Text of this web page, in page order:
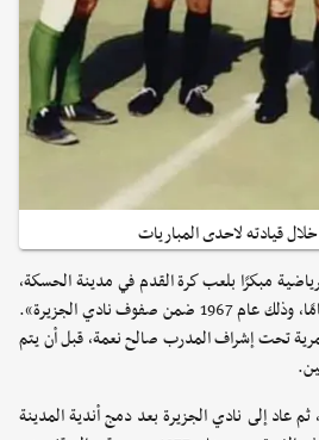
قيادته لاحدى المباريات
مبكرًا بلعب كرة القدم في مدينة الحسكة،
ولم يتجاوز عمري خمسة عشر عامًا، وذلك عام 1967 ضمن صفوف نادي الجزيرة».
تحت إشراف المدرب صالح نعمة، قبل أن يتم
ثم عاد إلى نادي الجزيرة بعد دمج أندية المدينة